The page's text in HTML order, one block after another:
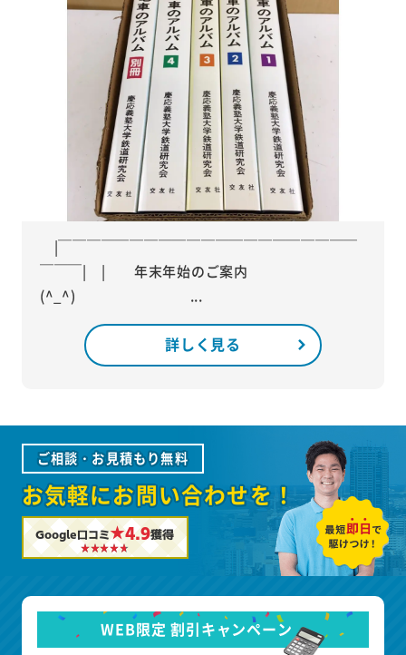
|￣￣￣￣￣￣￣￣￣￣￣￣￣￣￣￣￣￣￣￣￣
￣￣￣| | 年末年始のご案内
(^_^) ...
詳しく見る
ご相談・お見積もり無料
お気軽にお問い合わせを！
Google口コミ★4.9獲得
WEB限定 割引キャンペーン